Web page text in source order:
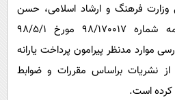
وزارت فرهنگ و ارشاد اسلامی، حسن
صفرخانی، در پاسخ به نامه شماره ٩٨/١٧٠٠١٧ مورخ ٩٨/٥/١
موارد مدنظر پیرامون پرداخت یارانه
نشریات براساس مقررات و ضوابط
کرده است.